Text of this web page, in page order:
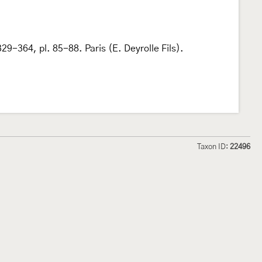
364, pl. 85-88. Paris (E. Deyrolle Fils).
Taxon ID: 22496